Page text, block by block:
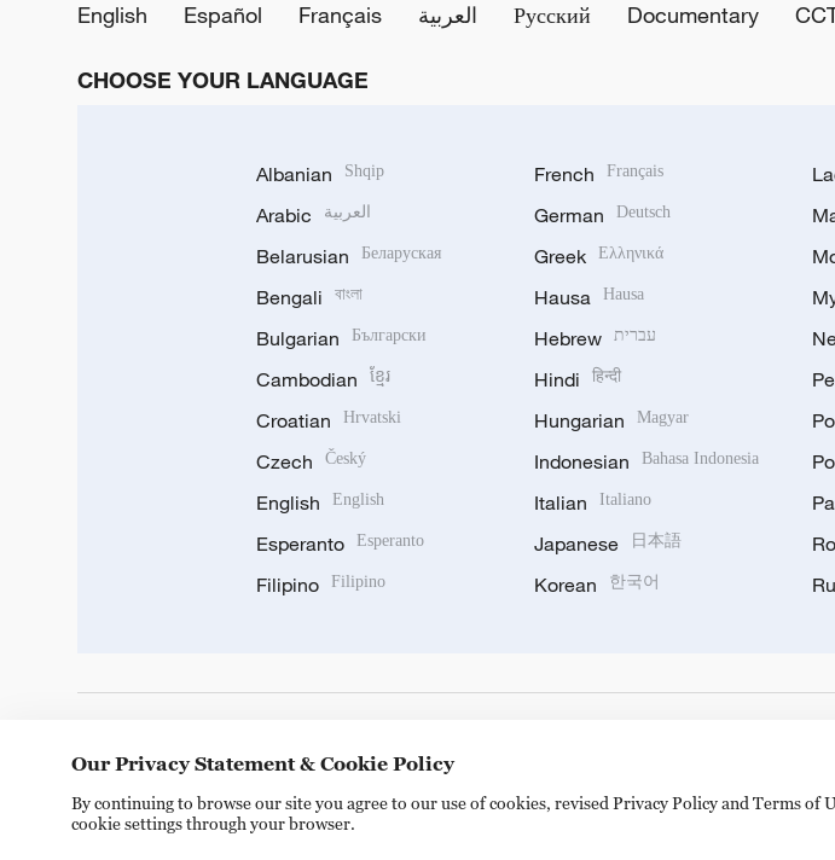
English
Español Français العربية Русский Documentary
CHOOSE YOUR LANGUAGE
Albanian Shqip
Arabic العربية
Belarusian Беларуская
Bengali বাংলা
Bulgarian Български
Cambodian ខ្មែរ
Croatian Hrvatski
Czech Český
English English
Esperanto Esperanto
Filipino Filipino
French Français
German Deutsch
Greek Ελληνικά
Hausa Hausa
Hebrew עברית
Hindi हिन्दी
Hungarian Magyar
Indonesian Bahasa Indonesia
Italian Italiano
Japanese 日本語
Korean 한국어
Our Privacy Statement & Cookie Policy
By continuing to browse our site you agree to our use of cookies, revised Privacy Policy and Terms of
cookie settings through your browser.